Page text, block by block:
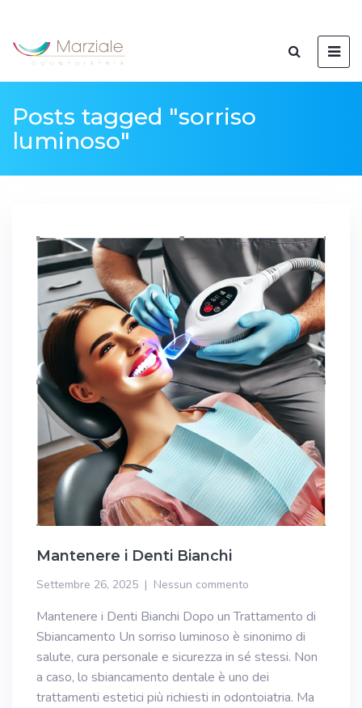
Posts tagged "sorriso
luminoso"
Mantenere i Denti Bianchi
Settembre 26, 2025 Nessun commento
Mantenere i Denti Bianchi Dopo un Trattamento di
Sbiancamento Un sorriso luminoso è sinonimo di
salute, cura personale e sicurezza in sé stessi. Non
a caso, lo sbiancamento dentale è uno dei
trattamenti estetici più richiesti in odontoiatria. Ma